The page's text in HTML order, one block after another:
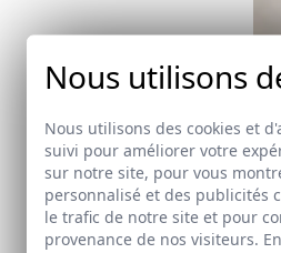
38
Nous utilisons
Nous utilisons des cookies et
suivi pour améliorer votre
sur notre site, pour vous
personnalisé et des publicités
le trafic de notre site et pour
provenance de nos visiteurs.